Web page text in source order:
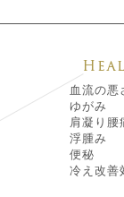
血流の悪
ゆがみ
肩凝り腰
浮腫み
便秘
冷え改善